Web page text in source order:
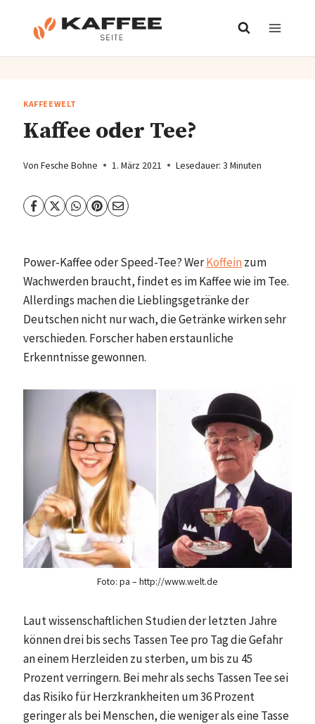
KAFFEEWELT
Kaffee oder Tee?
Von Fesche Bohne 1. März 2021 Lesedauer: 3Minuten
Power-Kaffee oder Speed-Tee? WerKoffeinzum
Wachwerden braucht, findet es im Kaffee wie im Tee.
Allerdings machen die Lieblingsgetränke der
Deutschen nicht nur wach, die Getränke wirken sehr
verschieden. Forscher haben erstaunliche
Erkenntnisse gewonnen.
Foto: pa – http://www.welt.de
Laut wissenschaftlichen Studien der letzten Jahre
können drei bis sechs Tassen Tee pro Tag die Gefahr
an einem Herzleiden zu sterben, um bis zu 45
Prozent verringern. Bei mehr als sechs Tassen Tee sei
das Risiko für Herzkrankheiten um 36 Prozent
geringer als bei Menschen, die weniger als eine Tasse